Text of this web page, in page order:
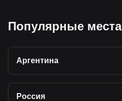
Популярные места
Аргентина
Россия